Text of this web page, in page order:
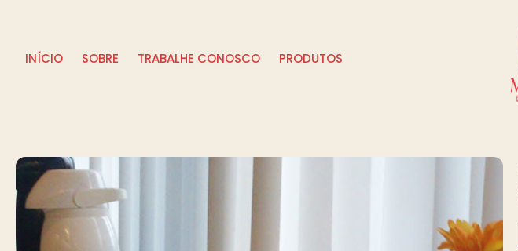
INÍCIO SOBRE TRABALHE CONOSCO PRODUTOS